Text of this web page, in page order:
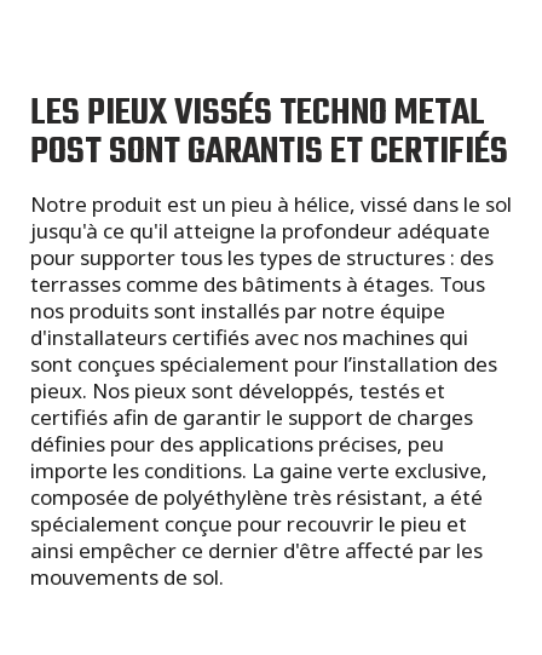
LES PIEUX VISSÉS TECHNO METAL
POST SONT GARANTIS ET CERTIFIÉS
Notre produit est un pieu à hélice, vissé dans le sol
jusqu'à ce qu'il atteigne la profondeur adéquate
pour supporter tous les types de structures : des
terrasses comme des bâtiments à étages. Tous
nos produits sont installés par notre équipe
d'installateurs certifiés avec nos machines qui
sont conçues spécialement pour l’installation des
pieux. Nos pieux sont développés, testés et
certifiés afin de garantir le support de charges
définies pour des applications précises, peu
importe les conditions. La gaine verte exclusive,
composée de polyéthylène très résistant, a été
spécialement conçue pour recouvrir le pieu et
ainsi empêcher ce dernier d'être affecté par les
mouvements de sol.